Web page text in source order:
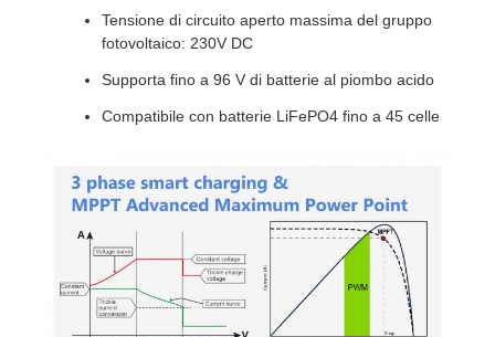
Tensione di circuito aperto massima del gruppo
fotovoltaico: 230V DC
Supporta fino a 96 V di batterie al piombo acido
Compatibile con batterie LiFePO4 fino a 45 celle